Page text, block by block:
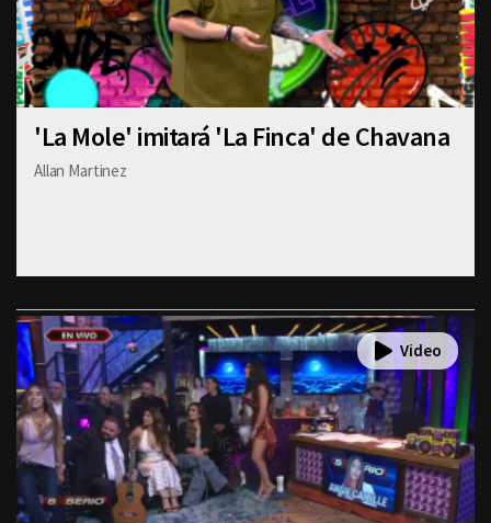
'La Mole' imitará 'La Finca' de Chavana
Allan Martinez